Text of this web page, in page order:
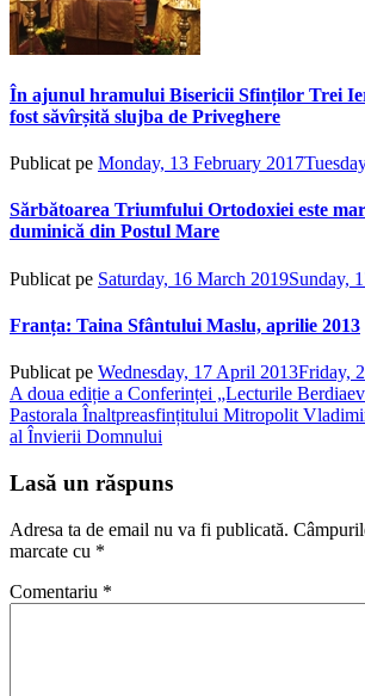
În ajunul hramului Bisericii Sfinților Trei
fost săvîrșită slujba de Priveghere
Publicat pe Monday, 13 February 2017
Sărbătoarea Triumfului Ortodoxiei este
duminică din Postul Mare
Publicat pe Saturday, 16 March 2019Sunday,
Franța: Taina Sfântului Maslu, aprilie 2013
Publicat pe Wednesday, 17 April 2013Friday,
Navigare
în
A doua ediție a Conferinței „Lecturile
Pastorala Înaltpreasfințitului Mitropolit
al Învierii Domnului
Lasă un răspuns
Adresa ta de email nu va fi publicată.
marcate cu *
Comentariu *